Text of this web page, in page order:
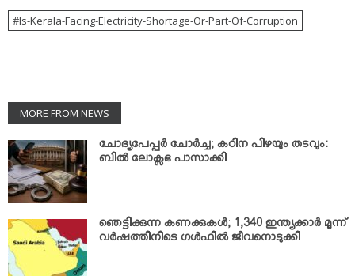
Is-Kerala-Facing-Electricity-Shortage-Or-Part-Of-Corruption
MORE FROM NEWS
ചോദ്യപേപ്പര്‍ ചോര്‍ച്ച; കഠിന പിഴയും തടവും:
ബില്‍ ലോക്സഭ പാസാക്കി
ഞെട്ടിക്കുന്ന കണക്കുകള്‍; 1,340 ഇന്ത്യക്കാര്‍ മൂന്ന്
വര്‍ഷത്തിനിടെ ഗള്‍ഫില്‍ ജീവനൊടുക്കി